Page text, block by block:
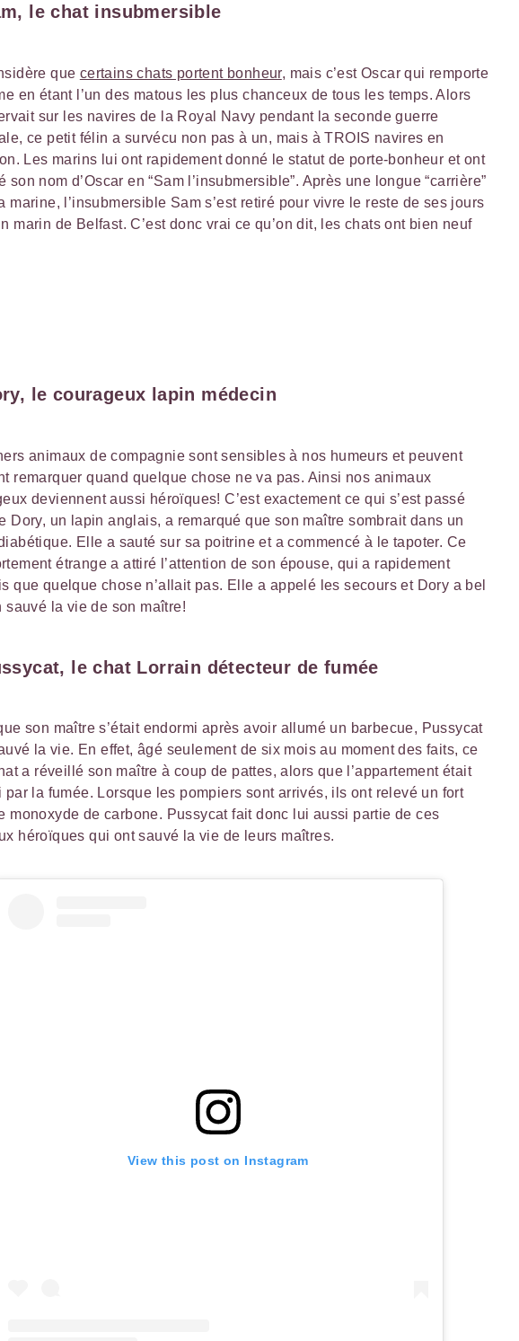
le chat insubmersible
que certains chats portent bonheur, mais c’est Oscar qui remporte
en étant l’un des matous les plus chanceux de tous les temps. Alors
sur les navires de la Royal Navy pendant la seconde guerre
ce petit félin a survécu non pas à un, mais à TROIS navires en
Les marins lui ont rapidement donné le statut de porte-bonheur et ont
son nom d’Oscar en “Sam l’insubmersible”. Après une longue “carrière”
marine, l’insubmersible Sam s’est retiré pour vivre le reste de ses jours
marin de Belfast. C’est donc vrai ce qu’on dit, les chats ont bien neuf
le courageux lapin médecin
animaux de compagnie sont sensibles à nos humeurs et peuvent
remarquer quand quelque chose ne va pas. Ainsi nos animaux
deviennent aussi héroïques! C’est exactement ce qui s’est passé
Dory, un lapin anglais, a remarqué que son maître sombrait dans un
Elle a sauté sur sa poitrine et a commencé à le tapoter. Ce
étrange a attiré l’attention de son épouse, qui a rapidement
que quelque chose n’allait pas. Elle a appelé les secours et Dory a bel
sauvé la vie de son maître!
le chat Lorrain détecteur de fumée
son maître s’était endormi après avoir allumé un barbecue, Pussycat
la vie. En effet, âgé seulement de six mois au moment des faits, ce
a réveillé son maître à coup de pattes, alors que l’appartement était
par la fumée. Lorsque les pompiers sont arrivés, ils ont relevé un fort
monoxyde de carbone. Pussycat fait donc lui aussi partie de ces
héroïques qui ont sauvé la vie de leurs maîtres.
View this post on Instagram